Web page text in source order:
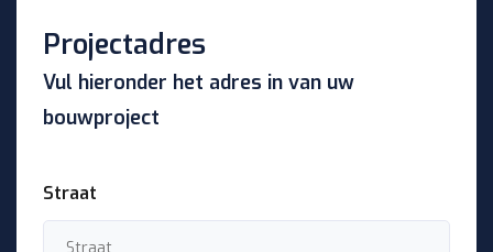
Projectadres
Vul hieronder het adres in van uw
bouwproject
Straat